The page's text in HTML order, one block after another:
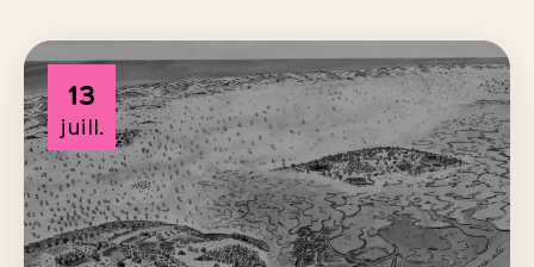
13
juill.